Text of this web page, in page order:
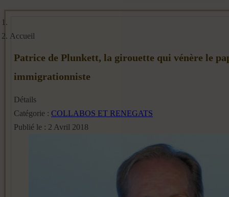
Accueil
Patrice de Plunkett, la girouette qui vénère le
immigrationniste
Détails
Catégorie : COLLABOS ET RENEGATS
Publié le : 2 Avril 2018